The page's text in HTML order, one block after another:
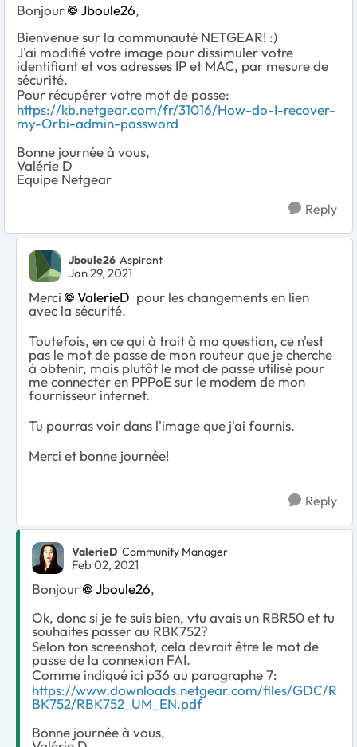
Bonjour Jboule26,
Bienvenue sur la communauté NETGEAR! :)
J'ai modifié votre image pour dissimuler votre
identifiant et vos adresses IP et MAC, par mesure de
sécurité.
Pour récupérer votre mot de passe:
https://kb.netgear.com/fr/31016/How-do-I-recover-
my-Orbi-admin-password
Bonne journée à vous,
Valérie D
Equipe Netgear
Reply
Jboule26 Aspirant
Jan 29, 2021
Merci ValerieD pour les changements en lien
avec la sécurité.
Toutefois, en ce qui à trait à ma question, ce n'est
pas le mot de passe de mon routeur que je cherche
à obtenir, mais plutôt le mot de passe utilisé pour
me connecter en PPPoE sur le modem de mon
fournisseur internet.
Tu pourras voir dans l'image que j'ai fournis.
Merci et bonne journée!
Reply
ValerieD Community Manager
Feb 02, 2021
Bonjour Jboule26,
Ok, donc si je te suis bien, vtu avais un RBR50 et tu
souhaites passer au RBK752?
Selon ton screenshot, cela devrait être le mot de
passe de la connexion FAI.
Comme indiqué ici p36 au paragraphe 7:
https://www.downloads.netgear.com/files/GDC/R
BK752/RBK752_UM_EN.pdf
Bonne journée à vous,